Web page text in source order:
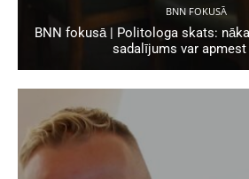
BNN FOKUSĀ
BNN fokusā | Politologa skats:
sadalījums var